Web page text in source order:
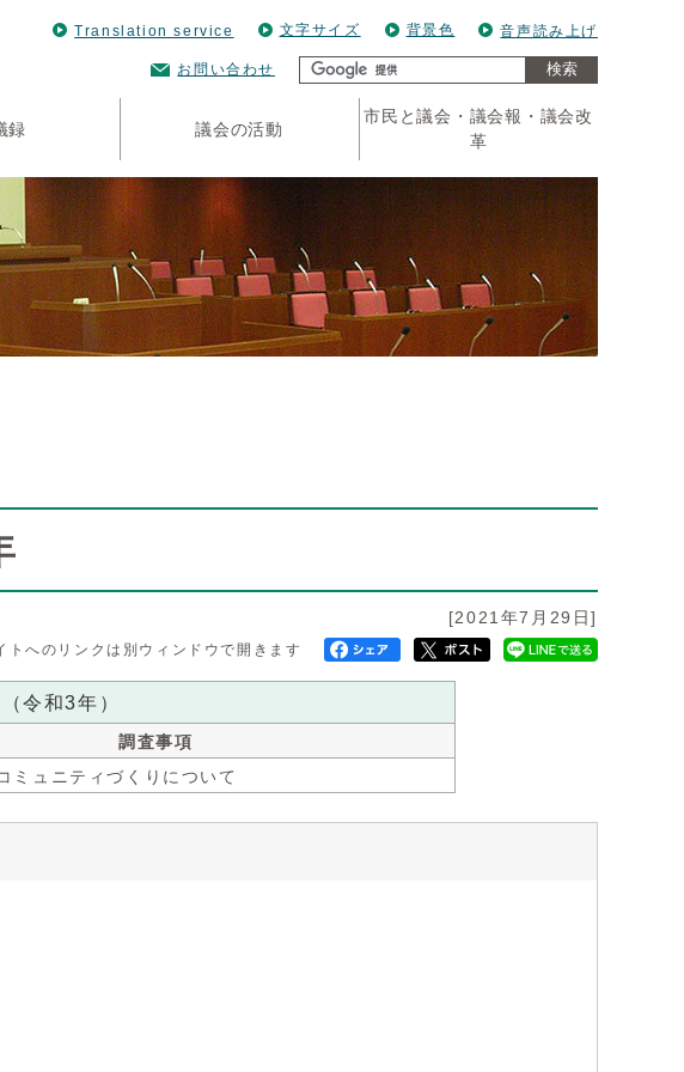
Translation service 文字サイズ 背景色 音声読み上げ
お問い合わせ 検索
録 議会の活動
市民と議会・議会報・議会改
革
[2021年7月29日]
トへのリンクは別ウィンドウで開きます
令和3年）
調査事項
ミュニティづくりについて